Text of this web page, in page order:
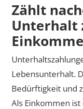
Zählt
Unterhalt
Lebensunterhalt.
Bedürftigkeit und
Als Einkommen